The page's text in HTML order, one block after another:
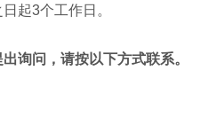
起3个工作日。
询问，请按以下方式联系。